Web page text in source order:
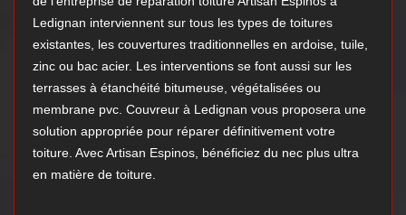
Ledignan interviennent sur tous les types de toitures
existantes, les couvertures traditionnelles en ardoise, tuile,
zinc ou bac acier. Les interventions se font aussi sur les
terrasses à étanchéité bitumeuse, végétalisées ou
membrane pvc. Couvreur à Ledignan vous proposera une
solution appropriée pour réparer définitivement votre
toiture. Avec Artisan Espinos, bénéficiez du nec plus ultra
en matière de toiture.